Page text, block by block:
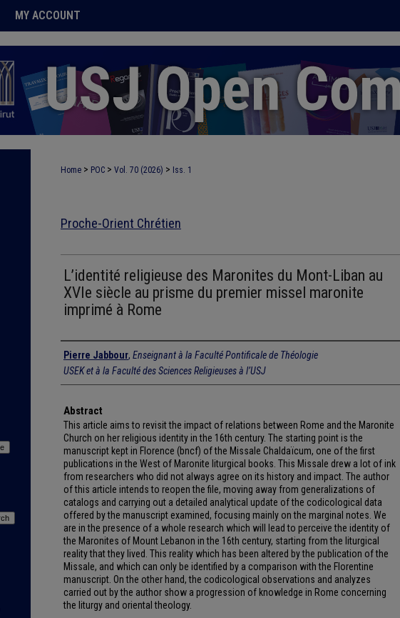
MY ACCOUNT
Home > POC > Vol. 70 (2026) > Iss. 1
Proche-Orient Chrétien
L’identité religieuse des Maronites du Mont-Liban au
XVIe siècle au prisme du premier missel maronite
imprimé à Rome
Authors
Pierre Jabbour, Enseignant à la Faculté Pontificale de Théologie
USEK et à la Faculté des Sciences Religieuses à l’USJ
Abstract
This article aims to revisit the impact of relations between Rome and the Maronite
Church on her religious identity in the 16th century. The starting point is the
manuscript kept in Florence (bncf) of the Missale Chaldaïcum, one of the first
publications in the West of Maronite liturgical books. This Missale drew a lot of ink
from researchers who did not always agree on its history and impact. The author
of this article intends to reopen the file, moving away from generalizations of
catalogs and carrying out a detailed analytical update of the codicological data
offered by the manuscript examined, focusing mainly on the marginal notes. We
are in the presence of a whole research which will lead to perceive the identity of
the Maronites of Mount Lebanon in the 16th century, starting from the liturgical
reality that they lived. This reality which has been altered by the publication of the
Missale, and which can only be identified by a comparison with the Florentine
manuscript. On the other hand, the codicological observations and analyzes
carried out by the author show a progression of knowledge in Rome concerning
the liturgy and oriental theology.